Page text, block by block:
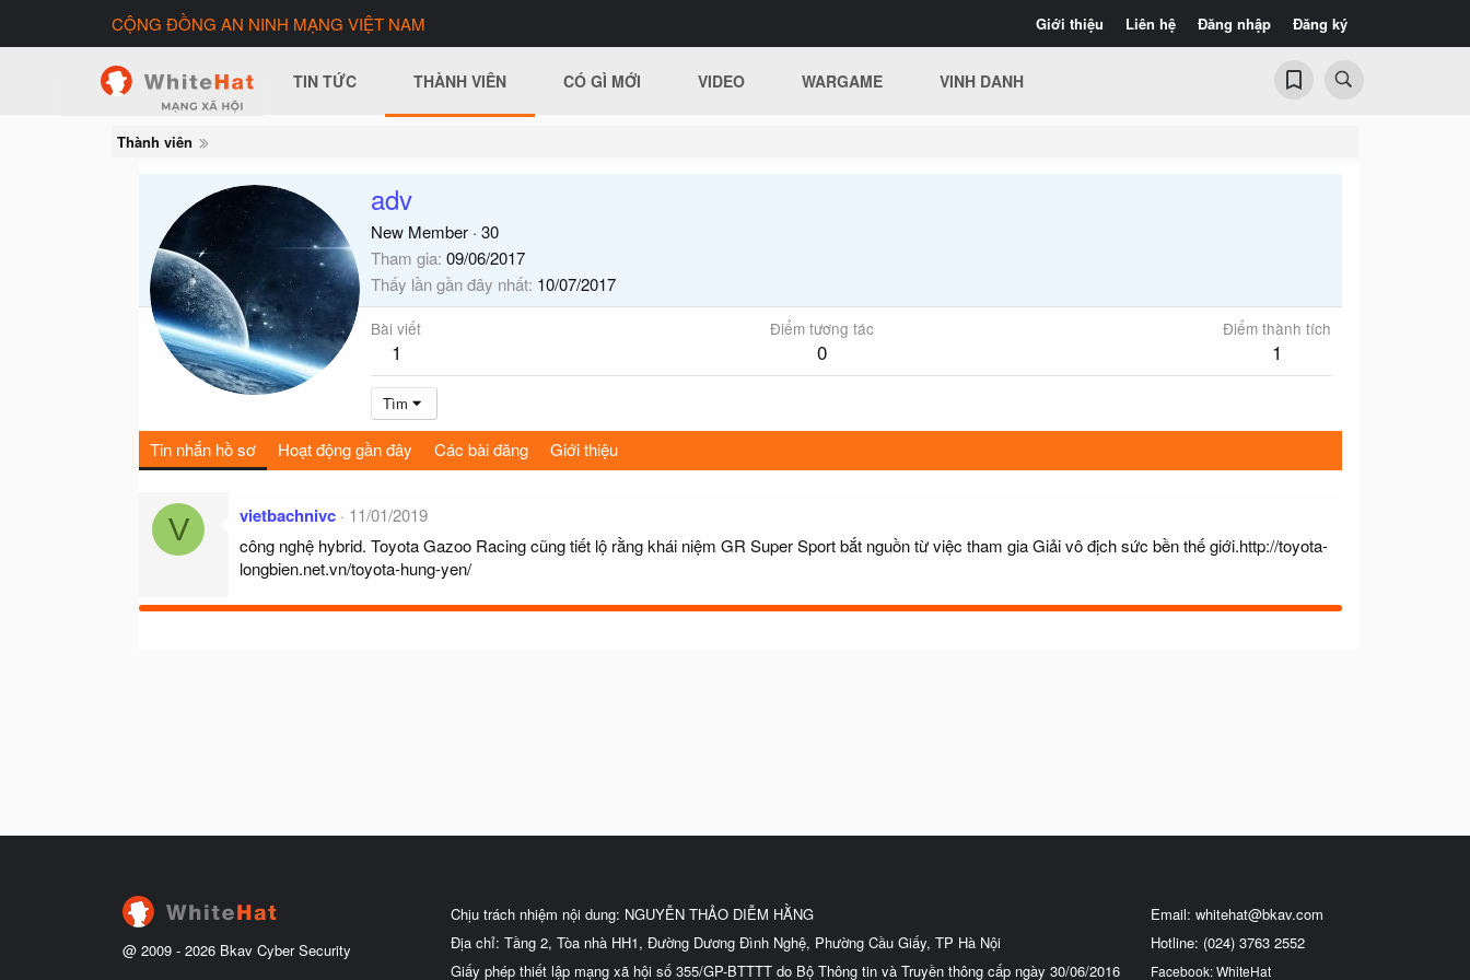
Giới thiệu Liên hệ Đăng nhập Đăng ký
CỘNG ĐỒNG AN NINH MẠNG VIỆT NAM
TIN TỨC THÀNH VIÊN CÓ GÌ MỚI VIDEO WARGAME VINH DANH
Thành viên
adv
New Member · 30
Tham gia 09/06/2017
Thấy lần gần đây nhất 10/07/2017
Bài viết
1
Điểm tương tác
0
Điểm thành tích
1
Tìm
Tin nhắn hồ sơ Hoạt động gần đây Các bài đăng Giới thiệu
V vietbachnivc
11/01/2019
công nghệ hybrid. Toyota Gazoo Racing cũng tiết lộ rằng khái niệm GR Super Sport bắt nguồn từ việc tham gia Giải vô địch sức bền thế giới.http://toyota-
longbien.net.vn/toyota-hung-yen/
@ 2009 - 2026 Bkav Cyber Security
Chịu trách nhiệm nội dung: NGUYỄN THẢO DIỄM HẰNG
Địa chỉ: Tầng 2, Tòa nhà HH1, Đường Dương Đình Nghệ, Phường Cầu Giấy, TP Hà Nội
Giấy phép thiết lập mạng xã hội số 355/GP-BTTTT do Bộ Thông tin và Truyền thông cấp ngày 30/06/2016
Email: whitehat@bkav.com
Hotline: (024) 3763 2552
Facebook: WhiteHat